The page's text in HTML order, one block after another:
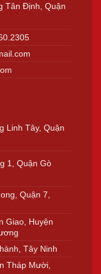
Tân Định, Quận
Linh Tây, Quận
1, Quận Gò
Quận 7,
Giao, Huyện
Tây Ninh
Tháp Mười,